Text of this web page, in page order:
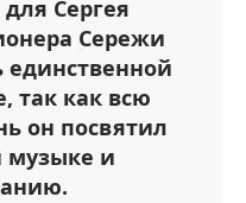
Сергея
Сережи
единственной
так как всю
он посвятил
музыке и